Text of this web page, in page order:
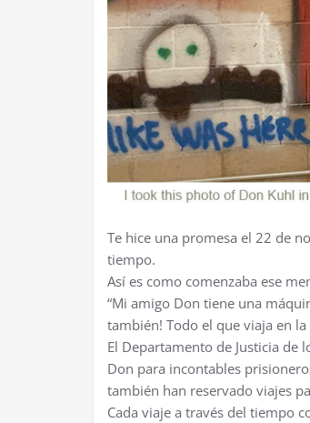
Te hice una promesa el 22 de
tiempo.
Así es como comenzaba ese
“Mi amigo Don tiene una
también! Todo el que viaja en
El Departamento de Justicia de
Don para incontables
también han reservado viajes
Cada viaje a través del tiempo